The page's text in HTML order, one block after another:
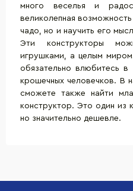
много веселья и
великолепная
чадо, но и научить его
Эти конструкторы
игрушками, а целым
обязательно влюбитесь
крошечных человечков. В
сможете также найти
конструктор. Это один из
но значительно дешевле.